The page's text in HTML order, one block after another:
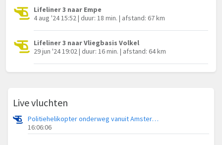
Lifeliner 3 naar Empe
4 aug '24 15:52 | duur: 18 min. | afstand: 67 km
Lifeliner 3 naar Vliegbasis Volkel
29 jun '24 19:02 | duur: 16 min. | afstand: 64 km
Live vluchten
Politiehelikopter onderweg vanuit Amsterdam Vliegveld Schiphol
16:06:06